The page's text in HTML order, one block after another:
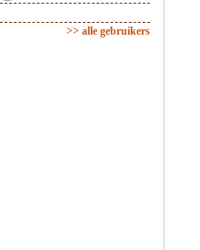
>> alle gebruikers